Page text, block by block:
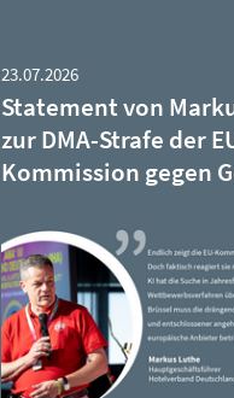
23.07.2026
Statement von
zur DMA-Strafe der
Kommission gegen